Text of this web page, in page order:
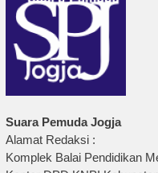
Suara Pemuda Jogja
Alamat Redaksi :
Komplek Balai Pendidikan